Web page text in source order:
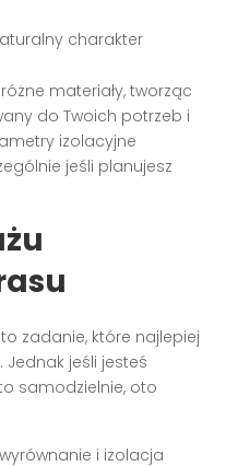
charakter
materiały, tworząc
do Twoich potrzeb i
izolacyjne
jeśli planujesz
to zadanie, które najlepiej
jeśli jesteś
samodzielnie, oto
i izolacja